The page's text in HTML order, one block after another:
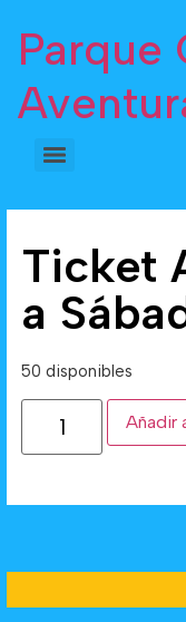
Parque
Ticket
a
50 disponibles
Añadir